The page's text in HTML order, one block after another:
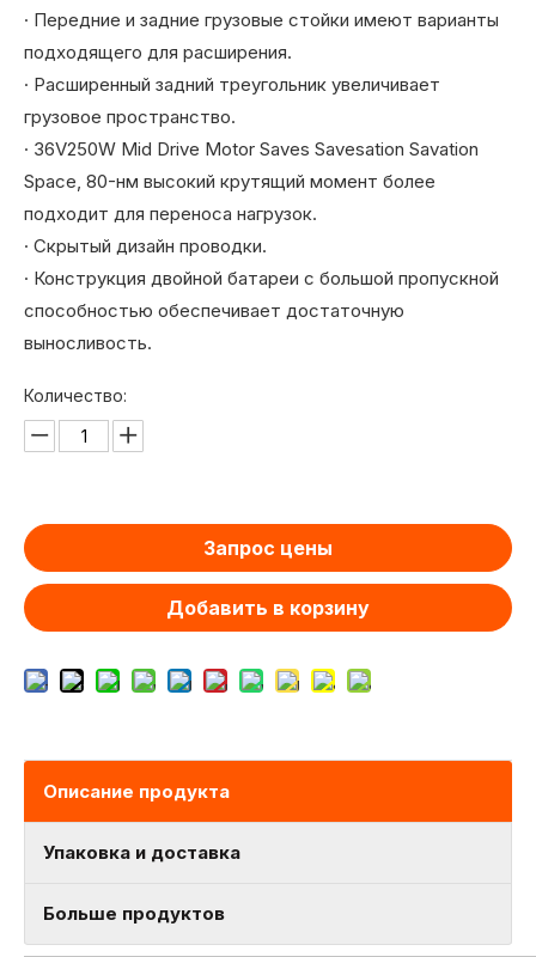
· Передние и задние грузовые стойки имеют варианты
подходящего для расширения.
· Расширенный задний треугольник увеличивает
грузовое пространство.
· 36V250W Mid Drive Motor Saves Savesation Savation
Space, 80-нм высокий крутящий момент более
подходит для переноса нагрузок.
· Скрытый дизайн проводки.
· Конструкция двойной батареи с большой пропускной
способностью обеспечивает достаточную
выносливость.
Количество:
Запрос цены
Добавить в корзину
Описание продукта
Упаковка и доставка
Больше продуктов